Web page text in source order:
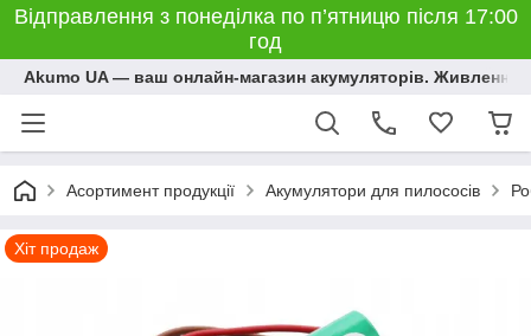
Відправлення з понеділка по п’ятницю після 17:00
год
Akumo UA — ваш онлайн-магазин акумуляторів. Живлення,
Асортимент продукції Акумулятори для пилососів
Хіт продаж